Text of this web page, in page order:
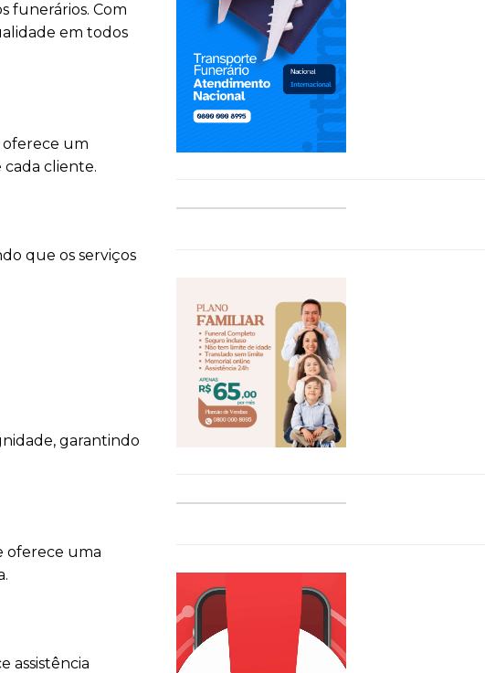
funerários. Com
em todos
oferece um
cliente.
que os serviços
garantindo
oferece uma
assistência